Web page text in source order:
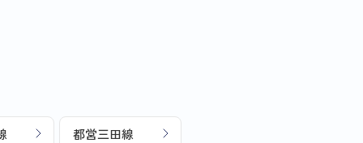
都営三田線